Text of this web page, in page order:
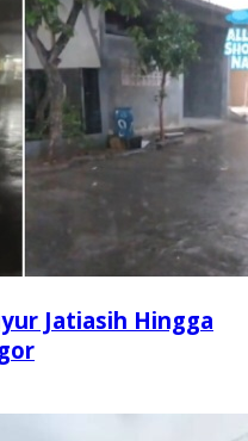
Jatiasih Hingga